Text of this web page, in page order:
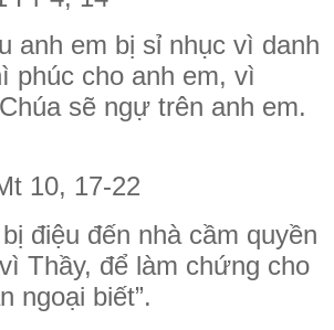
anh em bị sỉ nhục vì danh
phúc cho anh em, vì
sẽ ngự trên anh em.
10, 17-22
điệu đến nhà cầm quyền
Thầy, để làm chứng cho
ngoại biết”.